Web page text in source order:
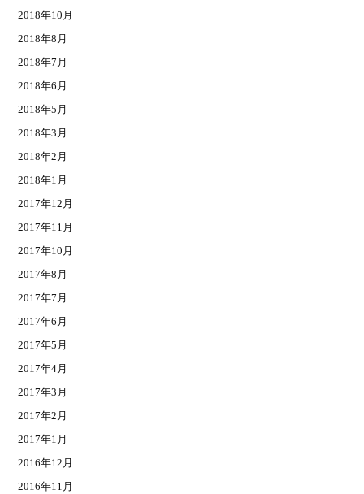
2018年10月
2018年8月
2018年7月
2018年6月
2018年5月
2018年3月
2018年2月
2018年1月
2017年12月
2017年11月
2017年10月
2017年8月
2017年7月
2017年6月
2017年5月
2017年4月
2017年3月
2017年2月
2017年1月
2016年12月
2016年11月